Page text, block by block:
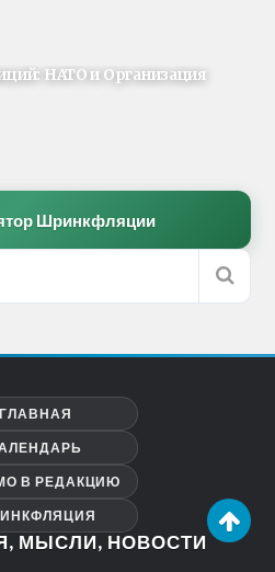
НАТО и Организация
Шринкфляции
ГЛАВНАЯ
В РЕДАКЦИЮ
МЫСЛИ, НОВОСТИ